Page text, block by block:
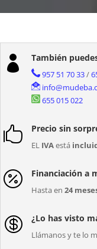
 También
957 51 70 33/
655 015 022
 Precio sin
EL IVAestá
 Financiación a
Hasta en 24
 ¿Lo has visto
Llámanos y te lo